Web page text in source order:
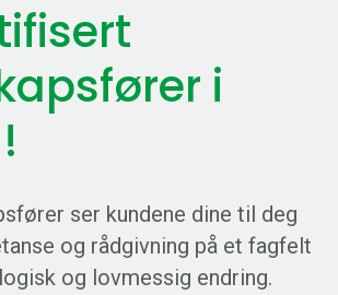
i
ser kundene dine til deg
og rådgivning på et fagfelt
og lovmessig endring.